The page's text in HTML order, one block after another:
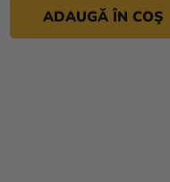
ADAUGĂ ÎN COŞ